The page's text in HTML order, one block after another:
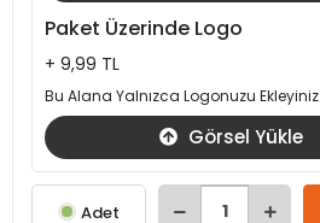
Paket Üzerinde Logo
+ 9,99 TL
Bu Alana Yalnızca Logonuzu Ekleyiniz
Görsel Yükle
Adet